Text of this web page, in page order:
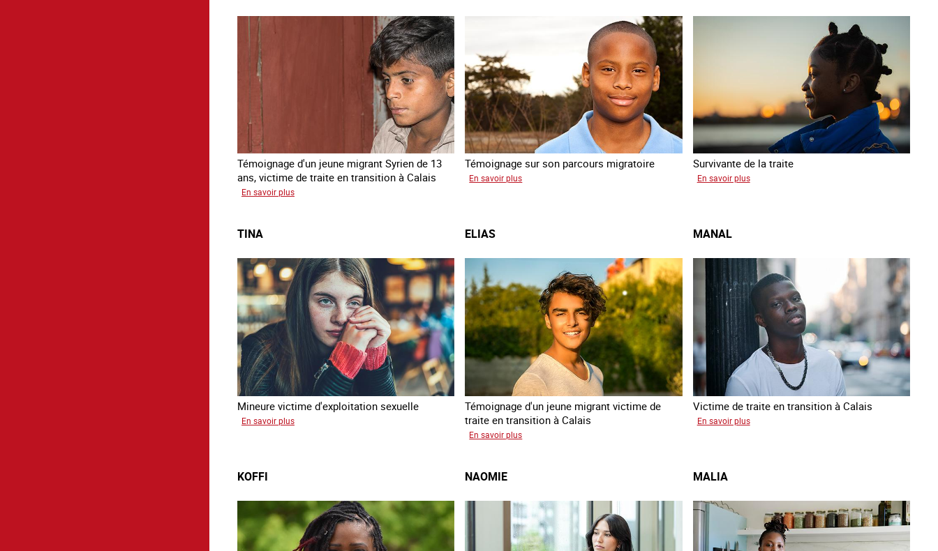
Témoignage d'un jeune migrant Syrien de 13
ans, victime de traite en transition à Calais
En savoir plus
Témoignage sur son parcours migratoire
En savoir plus
Survivante de la traite
En savoir plussur
TINA
Mineure victime d'exploitation sexuelle
En savoir plus
ELIAS
Témoignage d'un jeune migrant victime de
traite en transition à Calais
En savoir plus
MANAL
Victime de traite en transition à Calais
En savoir plussur
KOFFI NAOMIE MALIA